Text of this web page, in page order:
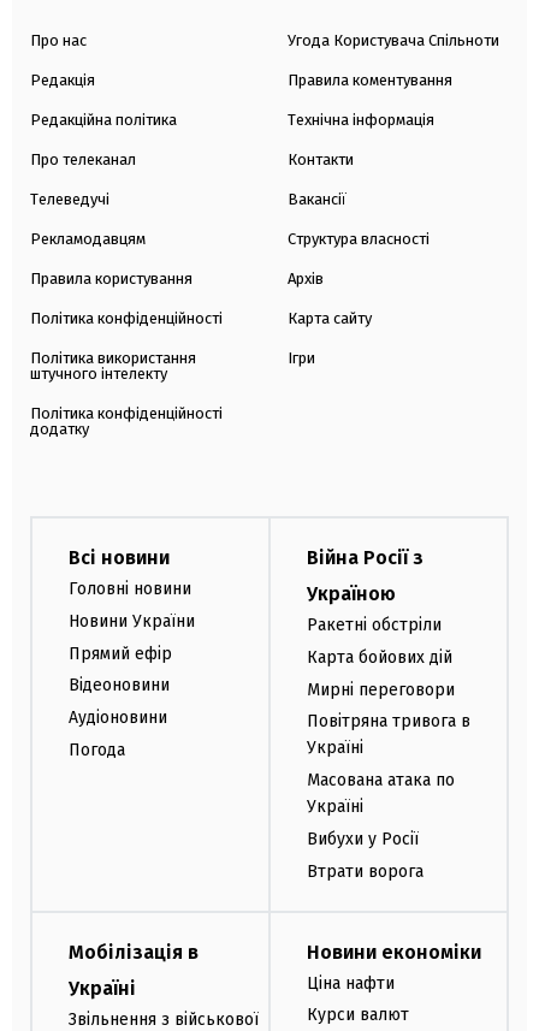
Про нас
Редакція
Редакційна політика
Про телеканал
Телеведучі
Рекламодавцям
Правила користування
Політика конфіденційності
Політика використання
штучного інтелекту
Політика конфіденційності
додатку
Угода Користувача Спільноти
Правила коментування
Технічна інформація
Контакти
Вакансії
Структура власності
Архів
Карта сайту
Ігри
Всі новини
Головні новини
Новини України
Прямий ефір
Відеоновини
Аудіоновини
Погода
Війна Росії з
Україною
Ракетні обстріли
Карта бойових дій
Мирні переговори
Повітряна тривога в
Україні
Масована атака по
Україні
Вибухи у Росії
Втрати ворога
Мобілізація в
Україні
Звільнення з військової
Новини економіки
Ціна нафти
Курси валют